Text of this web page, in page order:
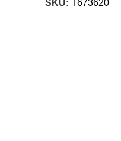
SKU: T673620